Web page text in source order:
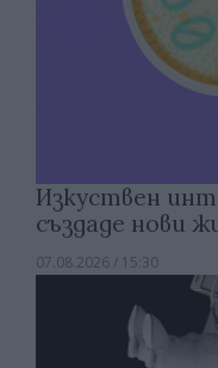
Изкуствен
създаде нови
07.08.2026 / 15:30